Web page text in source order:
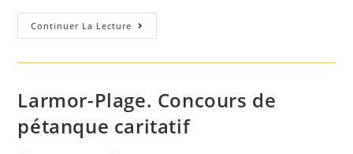
Continuer La Lecture Le
Relecq-
Tournoi
Rugby
À
5
Larmor-Plage. Concours de
pétanque caritatif